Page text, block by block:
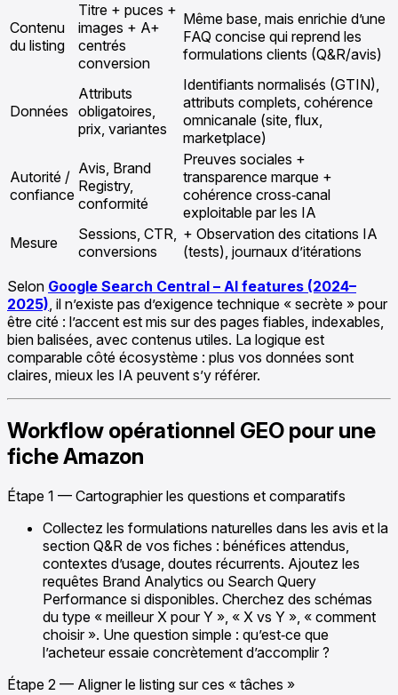
Contenu
du listing
Titre + puces +
images + A+
centrés
conversion
Même base, mais enrichie d’une
FAQ concise qui reprend les
formulations clients (Q&R/avis)
Données
Attributs
obligatoires,
prix, variantes
Identifiants normalisés (GTIN),
attributs complets, cohérence
omnicanale (site, flux,
marketplace)
Autorité /
confiance
Avis, Brand
Registry,
conformité
Preuves sociales +
transparence marque +
cohérence cross‑canal
exploitable par les IA
Mesure
Sessions, CTR,
conversions
+ Observation des citations IA
(tests), journaux d’itérations
Selon Google Search Central – AI features (2024–
2025), il n’existe pas d’exigence technique « secrète » pour
être cité : l’accent est mis sur des pages fiables, indexables,
bien balisées, avec contenus utiles. La logique est
comparable côté écosystème : plus vos données sont
claires, mieux les IA peuvent s’y référer.
Workflow opérationnel GEO pour une
fiche Amazon
Étape 1 — Cartographier les questions et comparatifs
Collectez les formulations naturelles dans les avis et la
section Q&R de vos fiches : bénéfices attendus,
contextes d’usage, doutes récurrents. Ajoutez les
requêtes Brand Analytics ou Search Query
Performance si disponibles. Cherchez des schémas
du type « meilleur X pour Y », « X vs Y », « comment
choisir ». Une question simple : qu’est‑ce que
l’acheteur essaie concrètement d’accomplir ?
Étape 2 — Aligner le listing sur ces « tâches »